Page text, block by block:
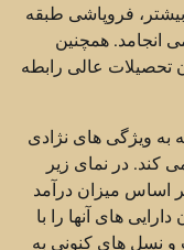
فروپاشی طبقه
انجامد. همچنین
تحصیلات عالی رابطه
به ویژگی های نژادی
کند. در نمای زیر
گروه های مختلف را در سال ۲۰۱۹ بر اساس میزان درآمد
های آنها را با
و نسل های کنونی به